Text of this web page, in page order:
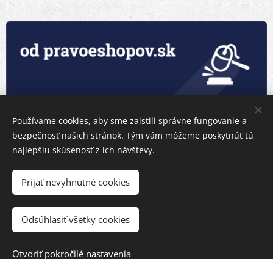
Používame cookies, aby sme zaistili správne fungovanie a
bezpečnosť našich stránok. Tým vám môžeme poskytnúť tú
najlepšiu skúsenosť z ich návštevy.
Prijať nevyhnutné cookies
Odsúhlasiť všetky cookies
Otvoriť pokročilé nastavenia